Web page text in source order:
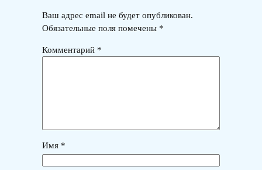
Ваш адрес email не будет опубликован.
Обязательные поля помечены *
Комментарий *
Имя *